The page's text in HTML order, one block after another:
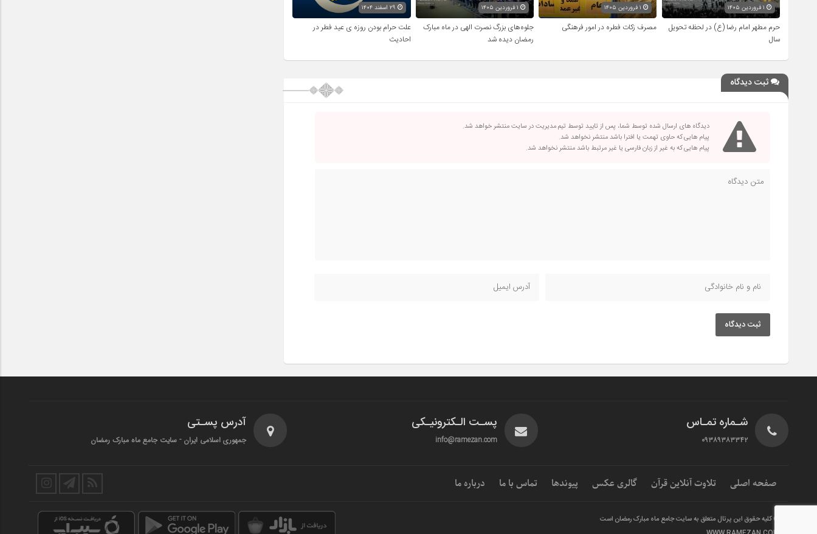
حرم مطهر امام رضا (ع) در لحظه تحویل
سال
۱ فروردین ۱۴۰۵
مصرف زکات فطره در امور فرهنگی
جلوه‌های بزرگ نصرت الهی در ماه مبارک
رمضان دیده شد
علت حرام بودن روزه ی عید فطر در
احادیث
ثبت دیدگاه
دیدگاه های ارسال شده توسط شما، پس از تایید توسط تیم مدیریت در سایت منتشر خواهد شد.
پیام هایی که حاوی تهمت یا افترا باشد منتشر نخواهد شد.
پیام هایی که به غیر از زبان فارسی یا غیر مرتبط باشد منتشر نخواهد شد.
ثبت دیدگاه
شـماره تمـاس
۰۹۳۸۹۳۸۳۳۴۲
پسـت الـکترونیـکی
info@ramezan.com
آدرس پسـتی
جمهوری اسلامی ایران - سایت جامع ماه مبارک رمضان
صفحه اصلی تلاوت آنلاین قرآن گالری عکس پیوندها تماس با ما درباره ما
© کلیه حقوق این پرتال متعلق به سایت جامع ماه مبارک رمضان است